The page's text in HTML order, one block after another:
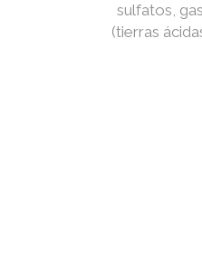
sulfatos,
(tierras